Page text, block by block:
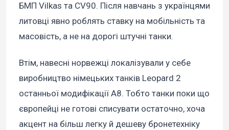
БМП Vilkas та CV90. Після навчань з українцями
литовці явно роблять ставку на мобільність та
масовість, а не на дорогі штучні танки.
Втім, навесні норвежці локалізували у себе
виробництво німецьких танків Leopard 2
останньої модифікації А8. Тобто танки поки що
європейці не готові списувати остаточно, хоча
акцент на більш легку й дешеву бронетехніку